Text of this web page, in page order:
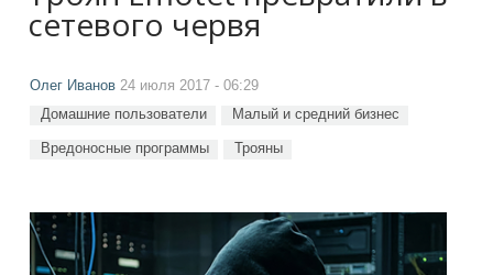
сетевого червя
Олег Иванов 24 июля 2017 - 06:29
Домашние пользователи Малый и средний бизнес
Вредоносные программы Трояны